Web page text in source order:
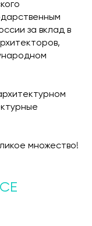
за вклад в
множество!